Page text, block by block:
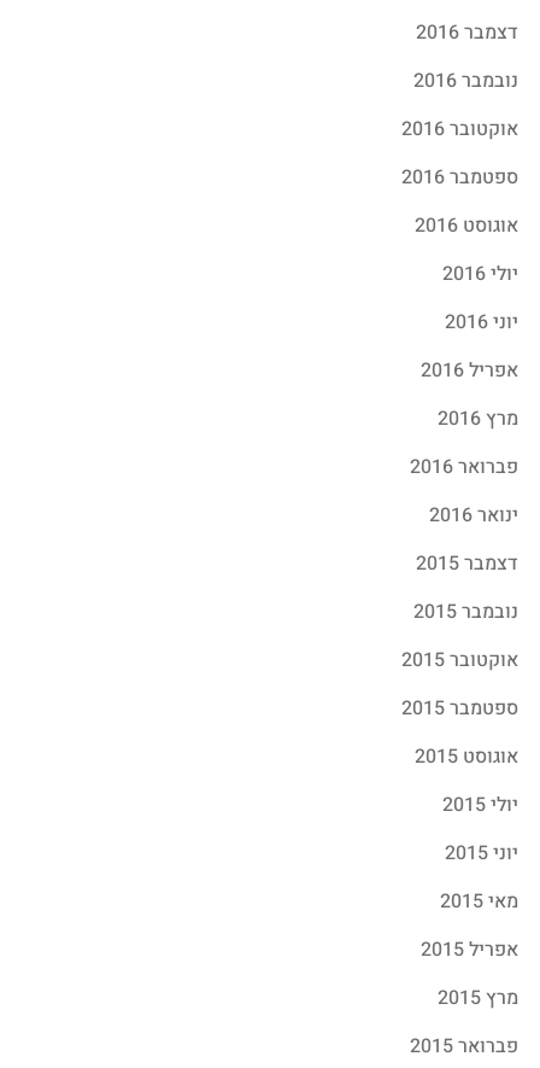
דצמבר 2016
נובמבר 2016
אוקטובר 2016
ספטמבר 2016
אוגוסט 2016
יולי 2016
יוני 2016
אפריל 2016
מרץ 2016
פברואר 2016
ינואר 2016
דצמבר 2015
נובמבר 2015
אוקטובר 2015
ספטמבר 2015
אוגוסט 2015
יולי 2015
יוני 2015
מאי 2015
אפריל 2015
מרץ 2015
פברואר 2015